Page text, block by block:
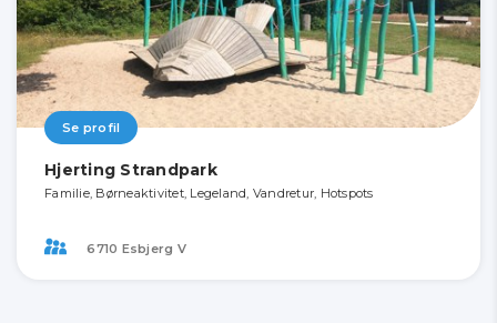
Se profil
Hjerting Strandpark
Familie, Børneaktivitet, Legeland, Vandretur, Hotspots
6710 Esbjerg V